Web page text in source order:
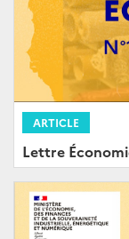
ARTICLE
Lettre